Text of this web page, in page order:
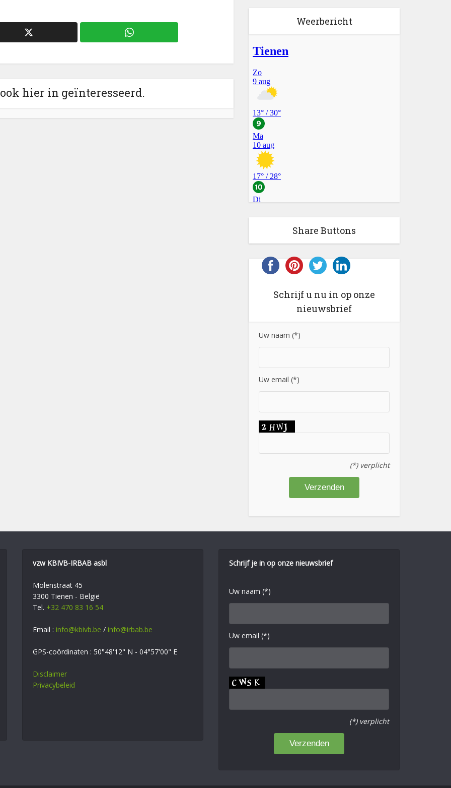
hier in geïnteresseerd.
Weerbericht
Share Buttons
Schrijf u nu in op onze
nieuwsbrief
Uw naam (*)
Uw email (*)
(*) verplicht
vzw KBIVB-IRBAB asbl
Molenstraat 45
3300 Tienen - België
Tel. +32 470 83 16 54
Email : info@kbivb.be / info@irbab.be
GPS-coördinaten : 50°48'12" N - 04°57'00" E
Disclaimer
Privacybeleid
Schrijf je in op onze nieuwsbrief
Uw naam (*)
Uw email (*)
(*) verplicht